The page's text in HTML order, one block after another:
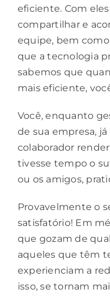
eficiente. Com
compartilhar e
equipe, bem
que a tecnologia
sabemos que
mais eficiente,
Você, enquanto
de sua empresa,
colaborador
tivesse tempo o
ou os amigos,
Provavelmente o
satisfatório! Em
que gozam de
aqueles que têm
experienciam a
isso, se tornam